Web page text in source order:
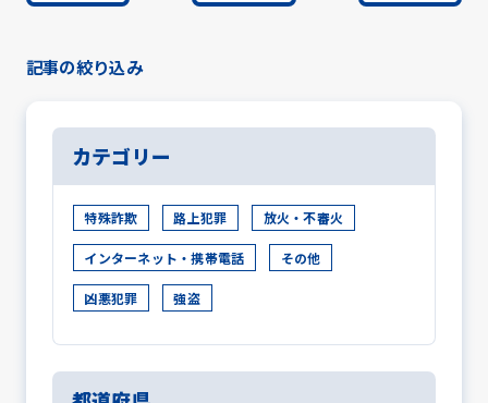
記事の絞り込み
カテゴリー
特殊詐欺 路上犯罪 放火・不審火
インターネット・携帯電話 その他
凶悪犯罪 強盗